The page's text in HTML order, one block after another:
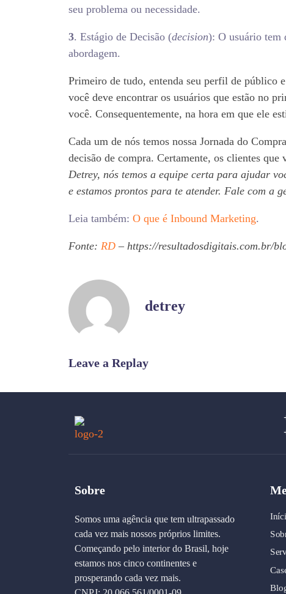
seu problema ou necessidade.
3. Estágio de Decisão (decision): O usuário tem
abordagem.
Primeiro de tudo, entenda seu perfil de público
você deve encontrar os usuários que estão no
você. Consequentemente, na hora em que ele
Cada um de nós temos nossa Jornada do
decisão de compra. Certamente, os clientes
Detrey, nós temos a equipe certa para ajudar
e estamos prontos para te atender. Fale com a
Leia também: O que é Inbound Marketing.
Fonte: RD – https://resultadosdigitais.com.br/
detrey
Leave a Replay
Sobre
Somos uma agência que tem ultrapassado
cada vez mais nossos próprios limites.
Começando pelo interior do Brasil, hoje
estamos nos cinco continentes e
prosperando cada vez mais.